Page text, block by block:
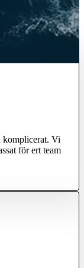
komplicerat. Vi
för ert team